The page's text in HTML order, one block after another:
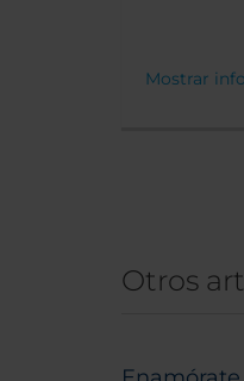
Mostrar
Otros